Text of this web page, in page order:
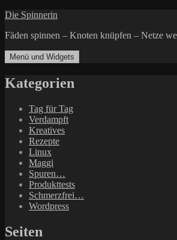
Zum
springen
Die Spinnerin
Fäden spinnen – Knoten knüpfen – Netze
Menü und Widgets
Kategorien
Tag für Tag
Verdampft
Kreatives
Rezepte
Linux
Maggi
Spuren…
Produkttests
Schmerzfrei…
Wordpress
Seiten